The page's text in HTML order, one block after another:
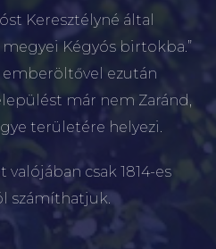
Keresztélyné által
Kégyós birtokba.”
emberöltővel ezután
már nem Zaránd,
területére helyezi.
csak 1814-es
számíthatjuk.